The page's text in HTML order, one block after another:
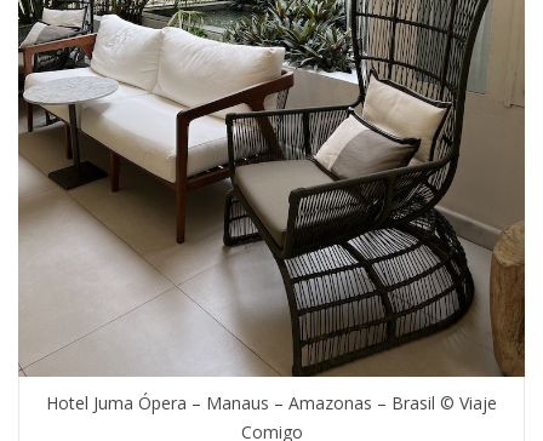
Hotel Juma Ópera – Manaus – Amazonas – Brasil © Viaje
Comigo